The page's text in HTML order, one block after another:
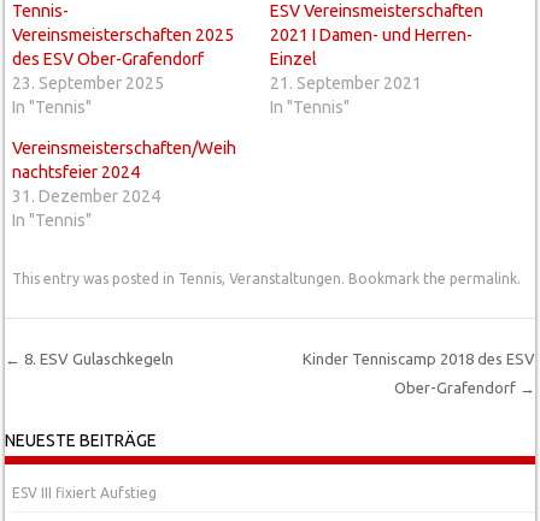
Tennis-
Vereinsmeisterschaften 2025
des ESV Ober-Grafendorf
23. September 2025
In "Tennis"
ESV Vereinsmeisterschaften
2021 I Damen- und Herren-
Einzel
21. September 2021
In "Tennis"
Vereinsmeisterschaften/Weih
nachtsfeier 2024
31. Dezember 2024
In "Tennis"
This entry was posted in Tennis,Veranstaltungen. Bookmark the permalink.
← 8. ESV Gulaschkegeln
Kinder Tenniscamp 2018 des ESV
Ober-Grafendorf →
NEUESTE BEITRÄGE
ESV III fixiert Aufstieg